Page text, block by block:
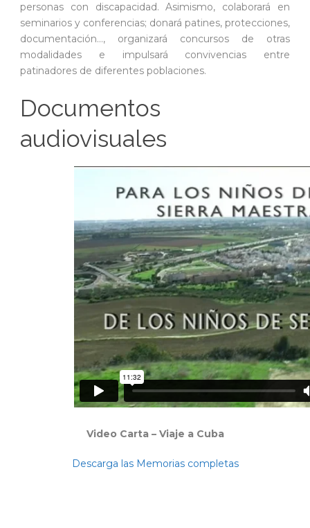
personas con discapacidad. Asimismo, colaborará en
seminarios y conferencias; donará patines, protecciones,
documentación…, organizará concursos de otras
modalidades e impulsará convivencias entre
patinadores de diferentes poblaciones.
Documentos
audiovisuales
Video Carta – Viaje a Cuba
Descarga las Memorias completas